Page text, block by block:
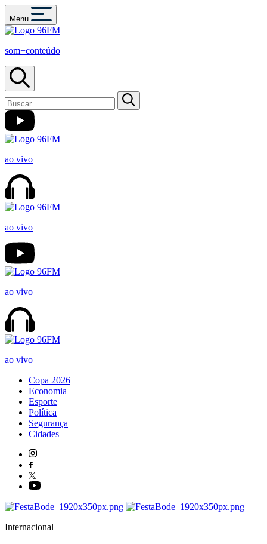
Menu
som+conteúdo
ao vivo
ao vivo
ao vivo
ao vivo
Copa 2026
Economia
Esporte
Política
Segurança
Cidades
Internacional